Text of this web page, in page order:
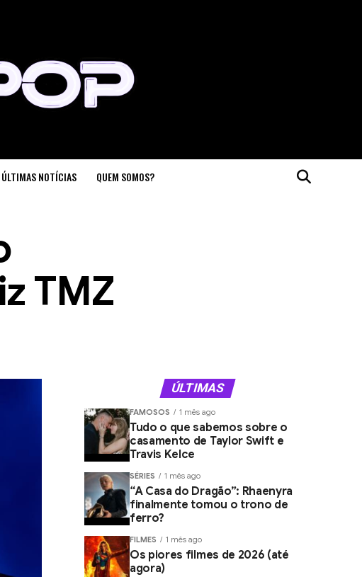
ÚLTIMAS NOTÍCIAS QUEM SOMOS?
TMZ
ÚLTIMAS
FAMOSOS 1 mês ago
Tudo o que sabemos sobre o
casamento de Taylor Swift e
Travis Kelce
SÉRIES 1 mês ago
“A Casa do Dragão”: Rhaenyra
finalmente tomou o trono de
ferro?
FILMES 1 mês ago
Os piores filmes de 2026 (até
agora)